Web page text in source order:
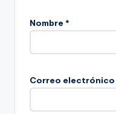
Nombre *
Correo electrónico